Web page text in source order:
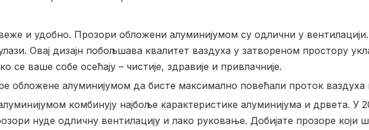
и удобно. Прозори обложени алуминијумом су одлични у
Овај дизајн побољшава квалитет ваздуха у затвореном простору
се ваше собе осећају – чистије, здравије и привлачније.
обложене алуминијумом да бисте максимално повећали проток
комбинују најбоље карактеристике алуминијума и дрвета. У
нуде одличну вентилацију и лако руковање. Добијате прозоре